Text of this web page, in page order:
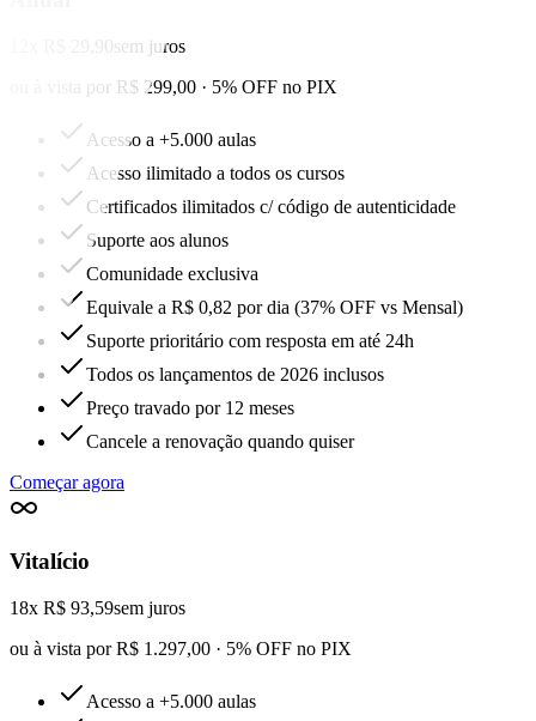
12x R$ 29,90sem juros
ou à vista por R$ 299,00 · 5% OFF no PIX
Acesso a +5.000 aulas
Acesso ilimitado a todos os cursos
Certificados ilimitados c/ código de autenticidade
Suporte aos alunos
Comunidade exclusiva
Equivale a R$ 0,82 por dia (37% OFF vs Mensal)
Suporte prioritário com resposta em até 24h
Todos os lançamentos de 2026 inclusos
Preço travado por 12 meses
Cancele a renovação quando quiser
Começar agora
Vitalício
18x R$ 93,59sem juros
ou à vista por R$ 1.297,00 · 5% OFF no PIX
Acesso a +5.000 aulas